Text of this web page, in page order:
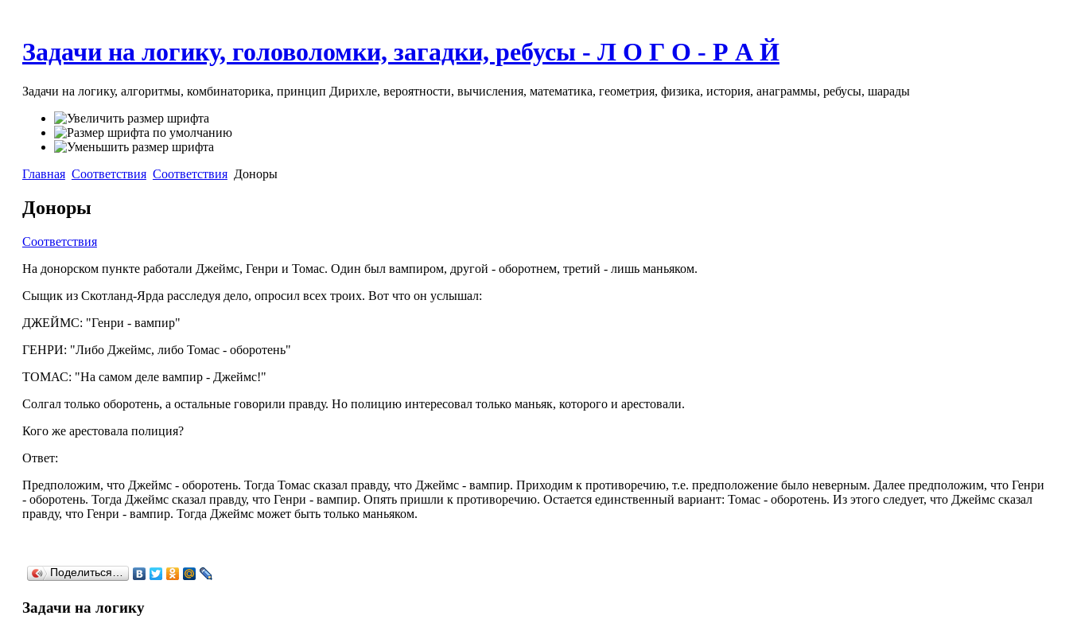
Задачи на логику, головоломки, загадки, ребусы - Л О Г О - Р А Й
Задачи на логику, алгоритмы, комбинаторика, принцип Дирихле, вероятности, вычисления, математика, геометрия, физика, история, анаграммы, ребусы, шарады
Главная Соответствия Соответствия Доноры
Доноры
Соответствия
На донорском пункте работали Джеймс, Генри и Томас. Один был вампиром, другой - оборотнем, третий - лишь маньяком.
Сыщик из Скотланд-Ярда расследуя дело, опросил всех троих. Вот что он услышал:
ДЖЕЙМС: "Генри - вампир"
ГЕНРИ: "Либо Джеймс, либо Томас - оборотень"
ТОМАС: "На самом деле вампир - Джеймс!"
Солгал только оборотень, а остальные говорили правду. Но полицию интересовал только маньяк, которого и арестовали.
Кого же арестовала полиция?
Ответ:
Предположим, что Джеймс - оборотень. Тогда Томас сказал правду, что Джеймс - вампир. Приходим к противоречию, т.е. предположение было неверным. Далее предположим, что Генри
- оборотень. Тогда Джеймс сказал правду, что Генри - вампир. Опять пришли к противоречию. Остается единственный вариант: Томас - оборотень. Из этого следует, что Джеймс сказал
правду, что Генри - вампир. Тогда Джеймс может быть только маньяком.
Поделиться…
Задачи на логику